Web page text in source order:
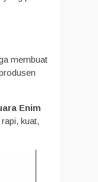
membuat
Enim
kuat,